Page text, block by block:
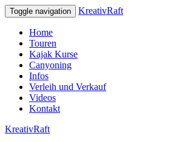
Toggle navigation KreativRaft
Home
Touren
Kajak Kurse
Canyoning
Infos
Verleih und Verkauf
Videos
Kontakt
KreativRaft